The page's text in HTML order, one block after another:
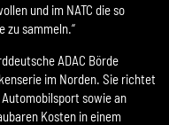
und im NATC die so
sammeln.“
ADAC Börde
im Norden. Sie richtet
sowie an
Kosten in einem